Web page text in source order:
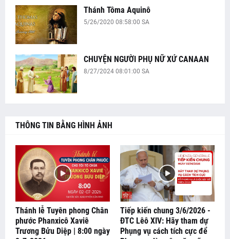
Thánh Tôma Aquinô
5/26/2020 08:58:00 SA
CHUYỆN NGƯỜI PHỤ NỮ XỨ CANAAN
8/27/2024 08:01:00 SA
THÔNG TIN BẰNG HÌNH ẢNH
Thánh lễ Tuyên phong Chân
phước Phanxicô Xaviê
Trương Bửu Diệp | 8:00 ngày
Tiếp kiến chung 3/6/2026 -
ĐTC Lêô XIV: Hãy tham dự
Phụng vụ cách tích cực để